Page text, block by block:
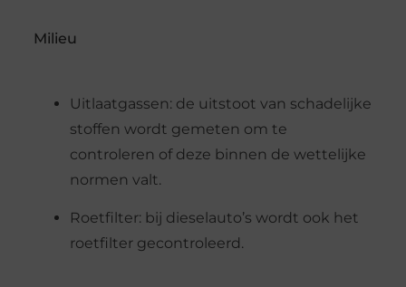
Milieu
Uitlaatgassen: de uitstoot van schadelijke
stoffen wordt gemeten om te
controleren of deze binnen de wettelijke
normen valt.
Roetfilter: bij dieselauto’s wordt ook het
roetfilter gecontroleerd.